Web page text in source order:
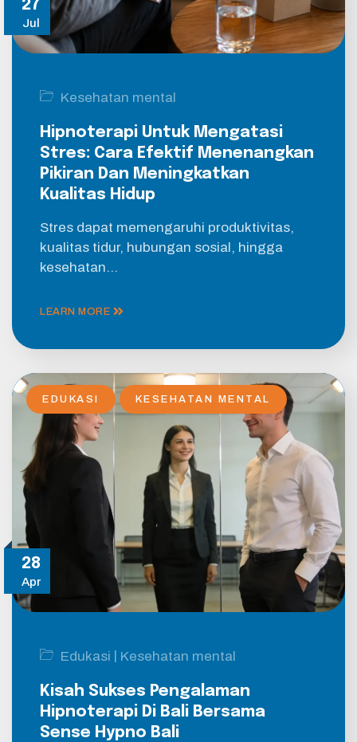
27
Jul
Kesehatan mental
Hipnoterapi Untuk Mengatasi
Stres: Cara Efektif Menenangkan
Pikiran Dan Meningkatkan
Kualitas Hidup
Stres dapat memengaruhi produktivitas,
kualitas tidur, hubungan sosial, hingga
kesehatan…
LEARN MORE
28
Apr
EDUKASI KESEHATAN MENTAL
Edukasi | Kesehatan mental
Kisah Sukses Pengalaman
Hipnoterapi Di Bali Bersama
Sense Hypno Bali